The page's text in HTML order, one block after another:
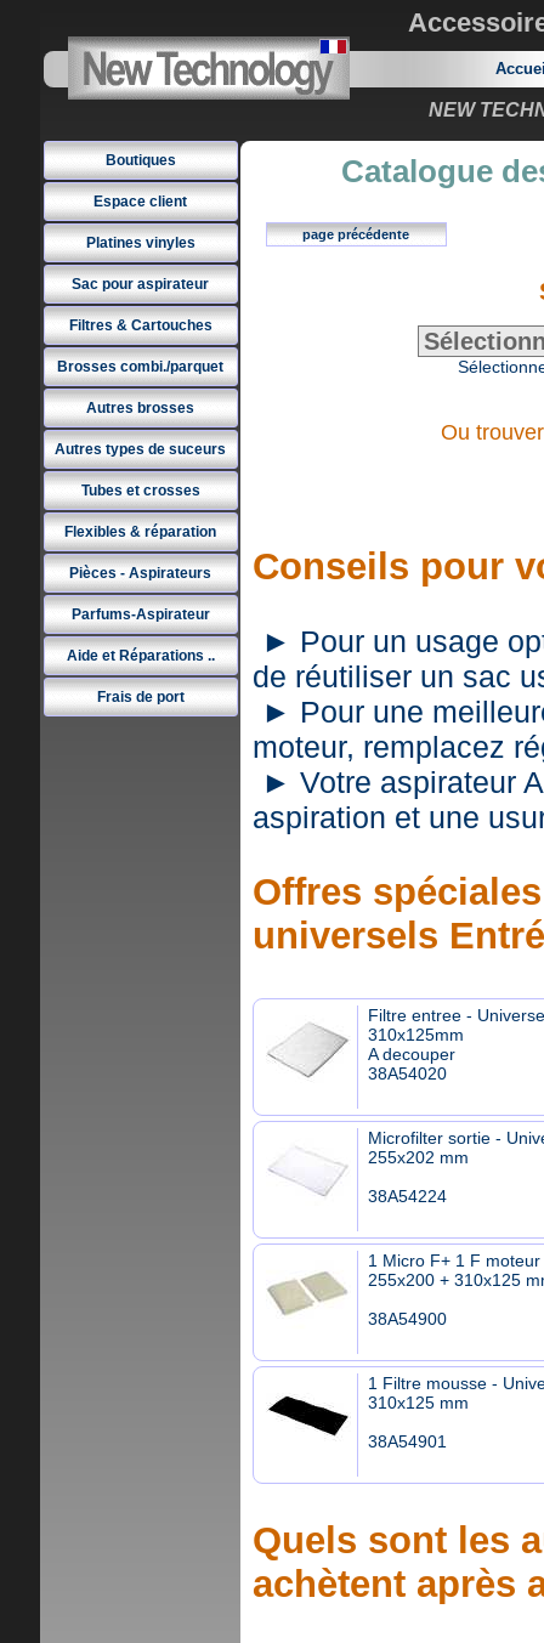
NEW
Boutiques
Espace client
Platines vinyles
Sac pour aspirateur
Filtres & Cartouches
Brosses combi./parquet
Autres brosses
Autres types de suceurs
Tubes et crosses
Flexibles & réparation
Pièces - Aspirateurs
Parfums-Aspirateur
Aide et Réparations ..
Frais de port
Catalogue
page précédente
Ou
Conseils pour
► Pour un usage
de réutiliser un sac
► Pour une
moteur, remplacez
► Votre aspirateur
aspiration et une
Offres
universels
Filtre entree -
310x125mm
A decouper
38A54020
Microfilter sortie -
255x202 mm
38A54224
1 Micro F+ 1 F
255x200 + 310x125
38A54900
1 Filtre mousse -
310x125 mm
38A54901
Quels sont les
achètent après